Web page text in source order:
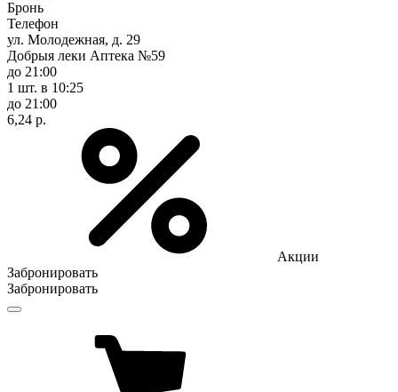
Бронь
Телефон
ул. Молодежная, д. 29
Добрыя леки Аптека №59
до 21:00
1 шт. в 10:25
до 21:00
6,24 р.
Акции
Забронировать
Забронировать